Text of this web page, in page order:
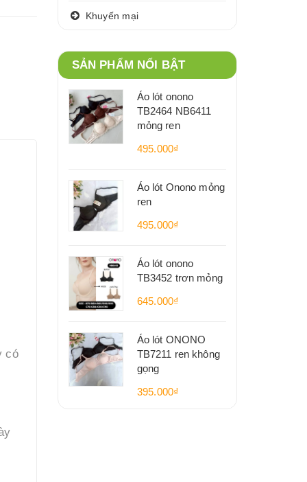
có
Khuyến mại
SẢN PHẨM NỔI BẬT
Áo lót onono
TB2464 NB6411
mỏng ren
495.000₫
Áo lót Onono mỏng
ren
495.000₫
Áo lót onono
TB3452 trơn mỏng
645.000₫
Áo lót ONONO
TB7211 ren không
gọng
395.000₫